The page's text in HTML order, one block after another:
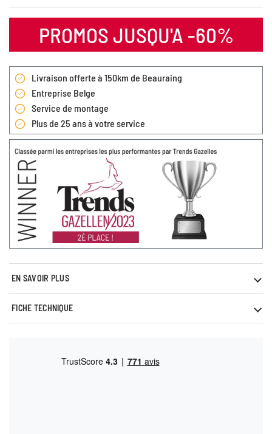
PROMOS JUSQU'A -60%
Livraison offerte à 150km de Beauraing
Entreprise Belge
Service de montage
Plus de 25 ans à votre service
EN SAVOIR PLUS
FICHE TECHNIQUE